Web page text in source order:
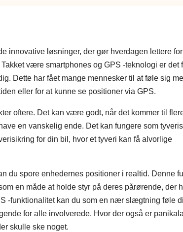
innovative løsninger, der gør hverdagen lettere
være smartphones og GPS -teknologi er det
Dette har fået mange mennesker til at føle sig
eller for at kunne se positioner via GPS.
oftere. Det kan være godt, når det kommer til
en vanskelig ende. Det kan fungere som
for din bil, hvor et tyveri kan få alvorlige
du spore enhedernes positioner i realtid. Denne
en måde at holde styr på deres pårørende, der
-funktionalitet kan du som en nær slægtning føle
for alle involverede. Hvor der også er
skulle ske noget.